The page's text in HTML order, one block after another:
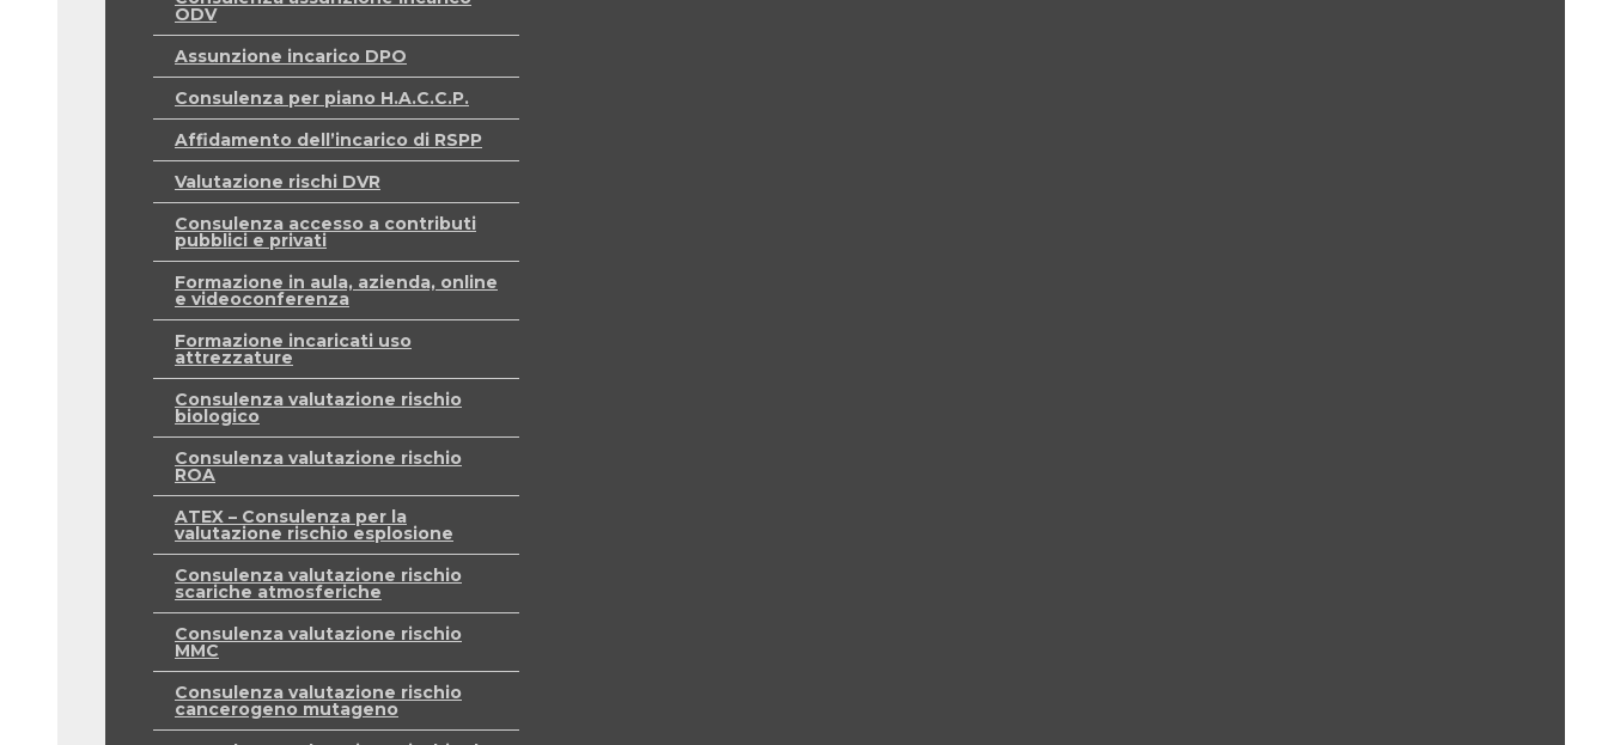
ODV
Assunzione incarico DPO
Consulenza per piano H.A.C.C.P.
Affidamento dell’incarico di RSPP
Valutazione rischi DVR
Consulenza accesso a contributi
pubblici e privati
Formazione in aula, azienda, online
e videoconferenza
Formazione incaricati uso
attrezzature
Consulenza valutazione rischio
biologico
Consulenza valutazione rischio
ROA
ATEX – Consulenza per la
valutazione rischio esplosione
Consulenza valutazione rischio
scariche atmosferiche
Consulenza valutazione rischio
MMC
Consulenza valutazione rischio
cancerogeno mutageno